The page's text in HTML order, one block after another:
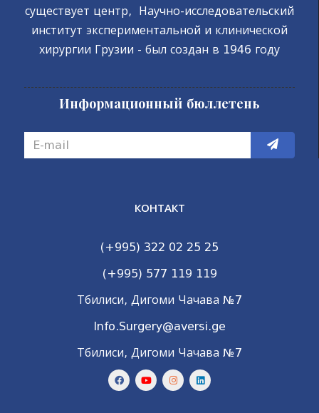
существует центр, Научно-исследовательский
институт экспериментальной и клинической
хирургии Грузии - был создан в 1946 году
Информационный бюллетень
КОНТАКТ
(+995) 322 02 25 25
(+995) 577 119 119
Тбилиси, Дигоми Чачава №7
Info.Surgery@aversi.ge
Тбилиси, Дигоми Чачава №7